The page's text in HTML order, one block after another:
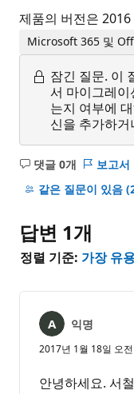
제품의 버전은
Microsoft 365 및
잠긴 질문. 이
서 마이그레
는지 여부에
신을 추가하
댓글 0개
설
명
음
보고서
같은 질문이 있음
답변 1개
정렬 기준: 가장 유
익명
2017년 1월 18일 오
안녕하세요. 서